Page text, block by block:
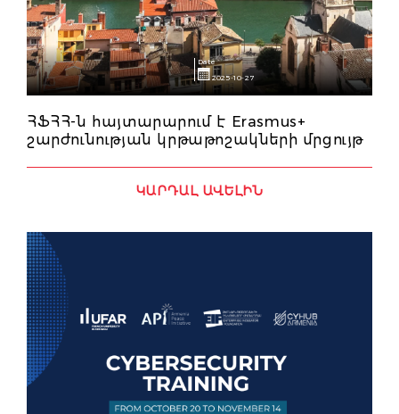
Date
2025-10-27
ՀՖՀՀ-ն հայտարարում է Erasmus+
շարժունության կրթաթոշակների մրցույթ
ԿԱՐԴԱԼ ԱՎԵԼԻՆ